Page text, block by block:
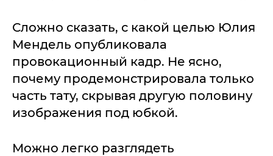
Сложно сказать, с какой целью Юлия
Мендель опубликовала
провокационный кадр. Не ясно,
почему продемонстрировала только
часть тату, скрывая другую половину
изображения под юбкой.
Можно легко разглядеть